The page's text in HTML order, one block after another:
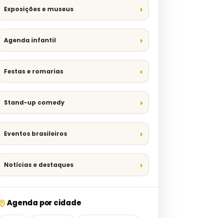
Exposições e museus
Agenda infantil
Festas e romarias
Stand-up comedy
Eventos brasileiros
Notícias e destaques
Agenda por cidade